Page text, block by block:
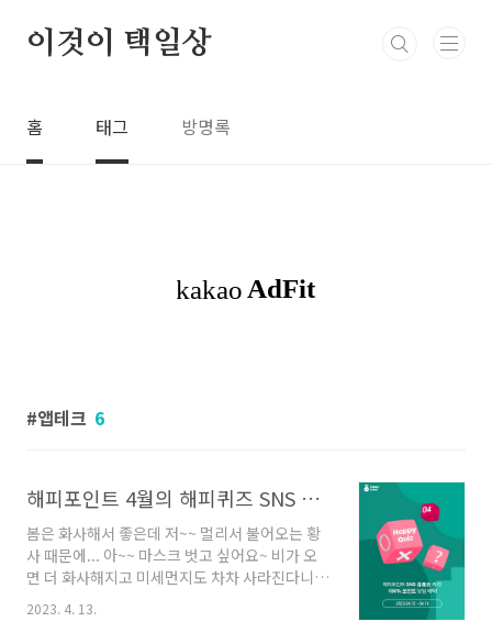
이것이 택일상
홈 태그 방명록
앱테크 6
해피포인트 4월의 해피퀴즈 SNS 퀴즈 정답 포함
봄은 화사해서 좋은데 저~~ 멀리서 불어오는 황
사 때문에... 아~~ 마스크 벗고 싶어요~ 비가 오
면 더 화사해지고 미세먼지도 차차 사라진다니
조금만 더 버텨봐요.... 4월이 되니 어디 꽃구경도
가고 싶고 봄바람 쐬며 소풍도 가고 싶은데~~ ㅎ
2023. 4. 13.